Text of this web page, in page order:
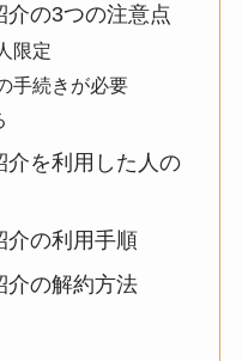
の3つの注意点
限定
手続きが必要
介を利用した人の
介の利用手順
介の解約方法